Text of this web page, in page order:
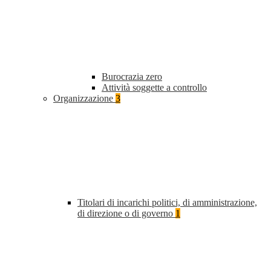
Burocrazia zero
Attività soggette a controllo
Organizzazione 3
Titolari di incarichi politici, di amministrazione,
di direzione o di governo 1